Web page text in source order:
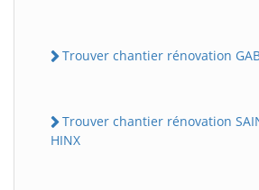
Trouver chantier rénovation
Trouver chantier rénovation
HINX